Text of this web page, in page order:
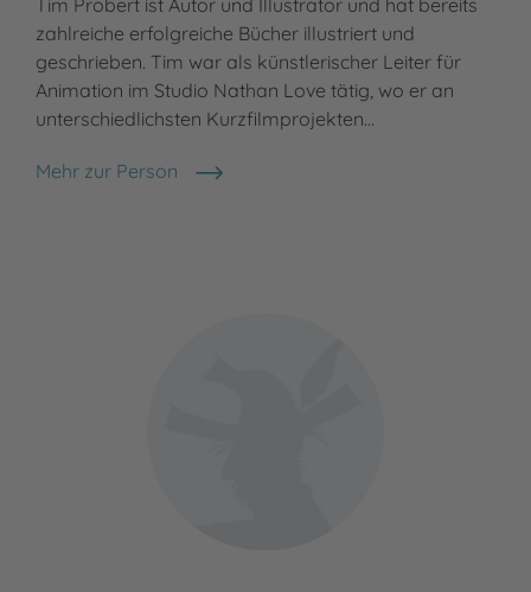
zahlreiche erfolgreiche Bücher illustriert und
geschrieben. Tim war als künstlerischer Leiter für
Animation im Studio Nathan Love tätig, wo er an
unterschiedlichsten Kurzfilmprojekten…
Mehr zur Person
Tim Probert